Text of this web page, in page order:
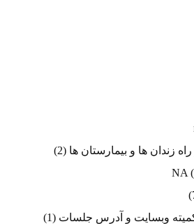
زندان ها و بیمارستان ها (2)
وبسایت و آدرس جلسات (1)